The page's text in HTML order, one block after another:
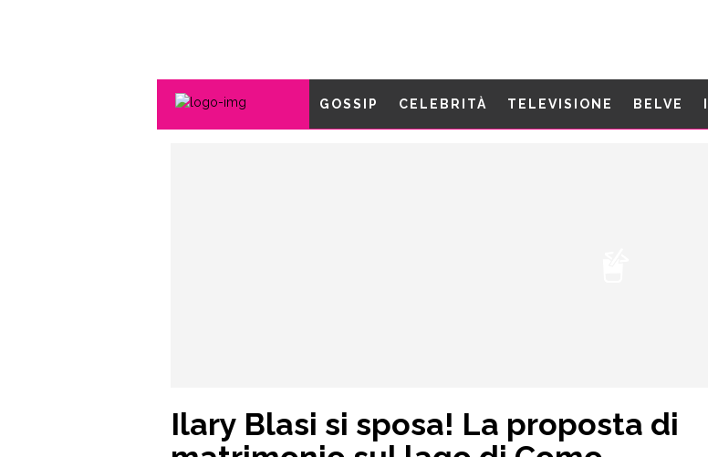
GOSSIP CELEBRITÀ TELEVISIONE BELVE
Ilary Blasi si sposa! La proposta di